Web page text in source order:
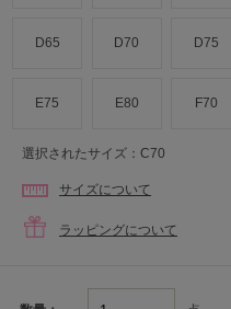
D65 D70 D75
E75 E80 F70
選択されたサイズ：C70
サイズについて
ラッピングについて